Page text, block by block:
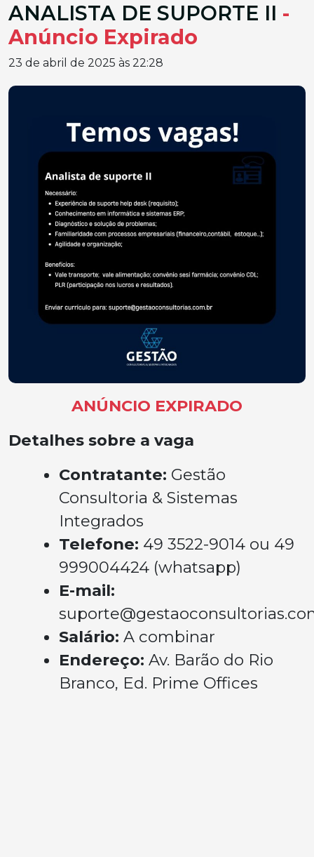
ANALISTA DE SUPORTE II -
Anúncio Expirado
23 de abril de 2025 às 22:28
ANÚNCIO EXPIRADO
Detalhes sobre a vaga
Contratante: Gestão
Consultoria & Sistemas
Integrados
Telefone: 49 3522-9014 ou 49
999004424 (whatsapp)
E-mail:
Salário: A combinar
Endereço: Av. Barão do Rio
Branco, Ed. Prime Offices